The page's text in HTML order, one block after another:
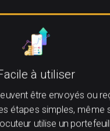
à utiliser
être envoyés ou
étapes simples, même
utilise un